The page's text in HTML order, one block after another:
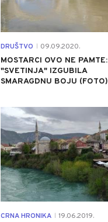
DRUŠTVO 09.09.2020.
MOSTARCI OVO NE PAMTE:
"SVETINJA" IZGUBILA
SMARAGDNU BOJU (FOTO)
CRNA HRONIKA 19.06.2019.